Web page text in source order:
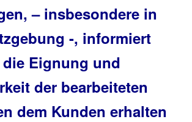
– insbesondere in
-, informiert
Eignung und
der bearbeiteten
dem Kunden erhalten